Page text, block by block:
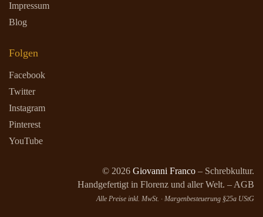
Impressum
Blog
Folgen
Facebook
Twitter
Instagram
Pinterest
YouTube
© 2026 Giovanni Franco – Schrebkultur.
Handgefertigt in Florenz und aller Welt. – AGB
Alle Preise inkl. MwSt. · Margenbesteuerung §25a UStG